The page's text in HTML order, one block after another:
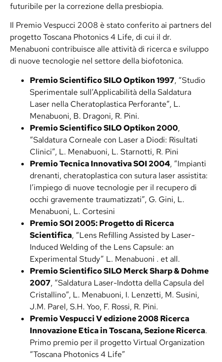
futuribile per la correzione della presbiopia.
Il Premio Vespucci 2008 è stato conferito ai partners del
progetto Toscana Photonics 4 Life, di cui il dr.
Menabuoni contribuisce alle attività di ricerca e sviluppo
di nuove tecnologie nel settore della biofotonica.
Premio Scientifico SILO Optikon 1997, “Studio
Sperimentale sull’Applicabilità della Saldatura
Laser nella Cheratoplastica Perforante”, L.
Menabuoni, B. Dragoni, R. Pini.
Premio Scientifico SILO Optikon 2000,
“Saldatura Corneale con Laser a Diodi: Risultati
Clinici”, L. Menabuoni, L. Starnotti, R. Pini
Premio Tecnica Innovativa SOI 2004, “Impianti
drenanti, cheratoplastica con sutura laser assistita:
l’impiego di nuove tecnologie per il recupero di
occhi gravemente traumatizzati”, G. Gini, L.
Menabuoni, L. Cortesini
Premio SOI 2005: Progetto di Ricerca
Scientifica, “Lens Refilling Assisted by Laser-
Induced Welding of the Lens Capsule: an
Experimental Study” L. Menabuoni . et all.
Premio Scientifico SILO Merck Sharp & Dohme
2007, “Saldatura Laser-Indotta della Capsula del
Cristallino”, L. Menabuoni, I. Lenzetti, M. Susini,
J.M. Parel, S.H. Yoo, F. Rossi, R. Pini.
Premio Vespucci V edizione 2008 Ricerca
Innovazione Etica in Toscana, Sezione Ricerca.
Primo premio per il progetto Virtual Organization
“Toscana Photonics 4 Life”